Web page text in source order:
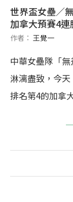
世界盃女壘／
加拿大預賽4連
作者： 王覺一
中華女壘隊「
淋漓盡致，今
排名第4的加拿